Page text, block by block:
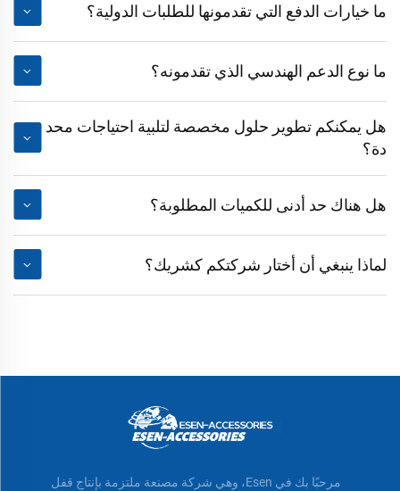
ما خيارات الدفع التي تقدمونها للطلبات الدولية؟
ما نوع الدعم الهندسي الذي تقدمونه؟
هل يمكنكم تطوير حلول مخصصة لتلبية احتياجات محد
دة؟
هل هناك حد أدنى للكميات المطلوبة؟
لماذا ينبغي أن أختار شركتكم كشريك؟
مرحبًا بك في Esen، وهي شركة مصنعة ملتزمة بإنتاج قفل